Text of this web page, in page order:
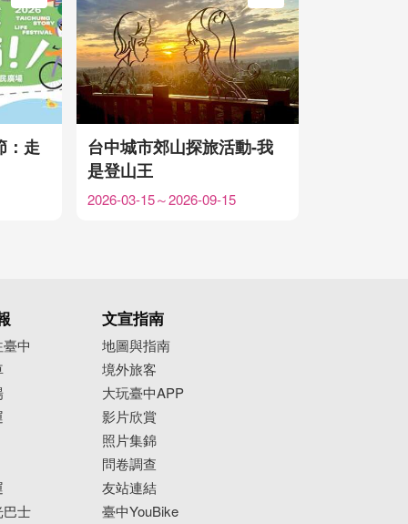
：走
台中城市郊山探旅活動-我
是登山王
2026-03-15～2026-09-15
中
巴士
文宣指南
地圖與指南
境外旅客
大玩臺中APP
影片欣賞
照片集錦
問卷調查
友站連結
臺中YouBike